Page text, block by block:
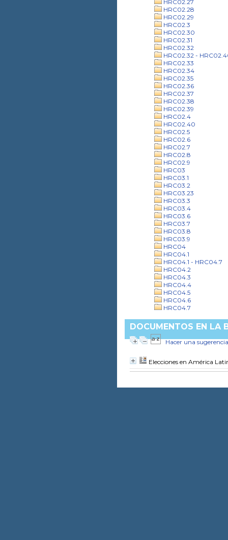
HRC02.27
HRC02.28
HRC02.29
HRC02.3
HRC02.30
HRC02.31
HRC02.32
HRC02.32 -
HRC02.33
HRC02.34
HRC02.35
HRC02.36
HRC02.37
HRC02.38
HRC02.39
HRC02.4
HRC02.40
HRC02.5
HRC02.6
HRC02.7
HRC02.8
HRC02.9
HRC03
HRC03.1
HRC03.2
HRC03.23
HRC03.3
HRC03.4
HRC03.6
HRC03.7
HRC03.8
HRC03.9
HRC04
HRC04.1
HRC04.1 - HRC04.7
HRC04.2
HRC04.3
HRC04.4
HRC04.5
HRC04.6
HRC04.7
DOCUMENTOS EN LA
Hacer una sugerencia
Elecciones en América